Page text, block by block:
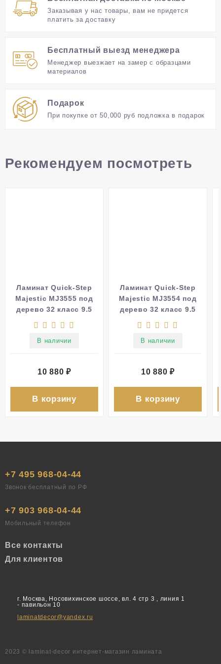
кто ищет престижное и долговечное покрытие
пола.
Заказывая у нас товары, вам не придется
платить за доставку
Бесплатный выезд менеджера
Менеджер выезжает на замер с образцами
материалов
Подарок
При покупке от 50,000 руб подложка в подарок
Рекомендуем посмотреть
Ламинат Quick-Step
Majestic MJ3555 под
дерево 32 класс 9.5
В наличии
10 880₽
В корзину
Ламинат Quick-Step
Majestic MJ3554 под
дерево 32 класс 9.5
В наличии
10 880₽
В корзину
+7 495 968-04-44
Звонок бесплатный по РФ
+7 903 968-04-44
Мобильный телефон
Все контакты
Для клиентов
г. Москва, Носовихинское шоссе, вл. 4 стр 3 , линия 1
- павильон 10
laminatdecor@yandex.ru
2023 © laminat-decor интернет-магазин ламината